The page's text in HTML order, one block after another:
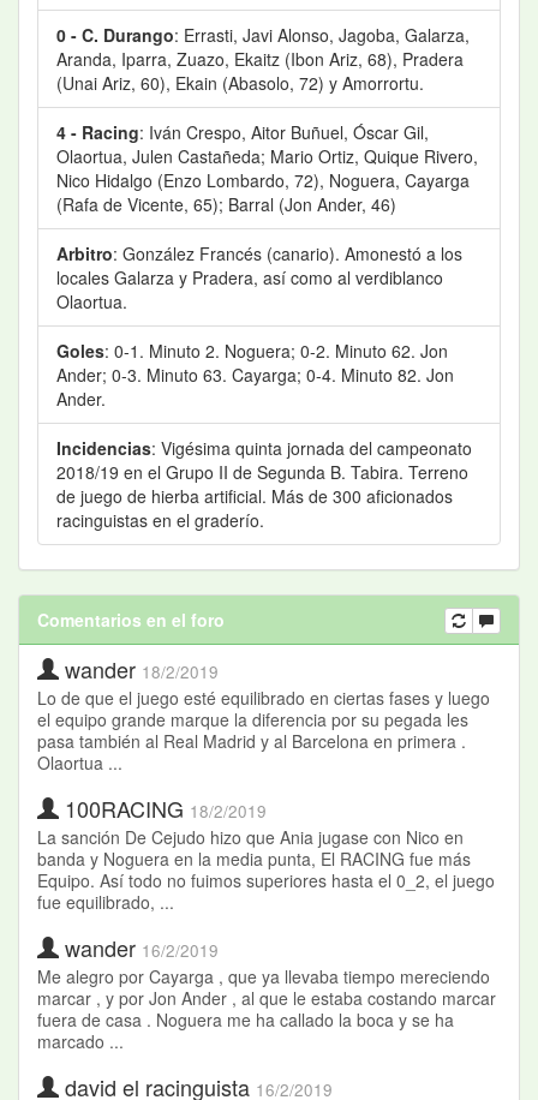
0 - C. Durango: Errasti, Javi Alonso, Jagoba, Galarza,
Aranda, Iparra, Zuazo, Ekaitz (Ibon Ariz, 68), Pradera
(Unai Ariz, 60), Ekain (Abasolo, 72) y Amorrortu.
4 - Racing: Iván Crespo, Aitor Buñuel, Óscar Gil,
Olaortua, Julen Castañeda; Mario Ortiz, Quique Rivero,
Nico Hidalgo (Enzo Lombardo, 72), Noguera, Cayarga
(Rafa de Vicente, 65); Barral (Jon Ander, 46)
Arbitro: González Francés (canario). Amonestó a los
locales Galarza y Pradera, así como al verdiblanco
Olaortua.
Goles: 0-1. Minuto 2. Noguera; 0-2. Minuto 62. Jon
Ander; 0-3. Minuto 63. Cayarga; 0-4. Minuto 82. Jon
Ander.
Incidencias: Vigésima quinta jornada del campeonato
2018/19 en el Grupo II de Segunda B. Tabira. Terreno
de juego de hierba artificial. Más de 300 aficionados
racinguistas en el graderío.
Comentarios en el foro
wander 18/2/2019
Lo de que el juego esté equilibrado en ciertas fases y luego
el equipo grande marque la diferencia por su pegada les
pasa también al Real Madrid y al Barcelona en primera .
Olaortua ...
100RACING 18/2/2019
La sanción De Cejudo hizo que Ania jugase con Nico en
banda y Noguera en la media punta, El RACING fue más
Equipo. Así todo no fuimos superiores hasta el 0_2, el juego
fue equilibrado, ...
wander 16/2/2019
Me alegro por Cayarga , que ya llevaba tiempo mereciendo
marcar , y por Jon Ander , al que le estaba costando marcar
fuera de casa . Noguera me ha callado la boca y se ha
marcado ...
david el racinguista 16/2/2019